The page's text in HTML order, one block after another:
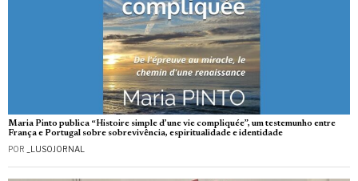
Maria Pinto publica “Histoire simple d’une vie compliquée”, um testemunho entre
França e Portugal sobre sobrevivência, espiritualidade e identidade
POR _LUSOJORNAL